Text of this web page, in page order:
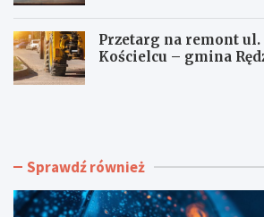
Przetarg na remont
Kościelcu – gmina
U
A
O
C
o
h
Sprawdź również